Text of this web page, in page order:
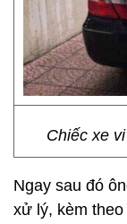
Chiếc xe
Ngay sau đó
xử lý, kèm